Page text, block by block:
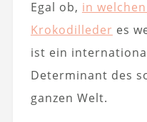
Egal ob, in
Krokodilleder es
ist ein
Determinant des
ganzen Welt.